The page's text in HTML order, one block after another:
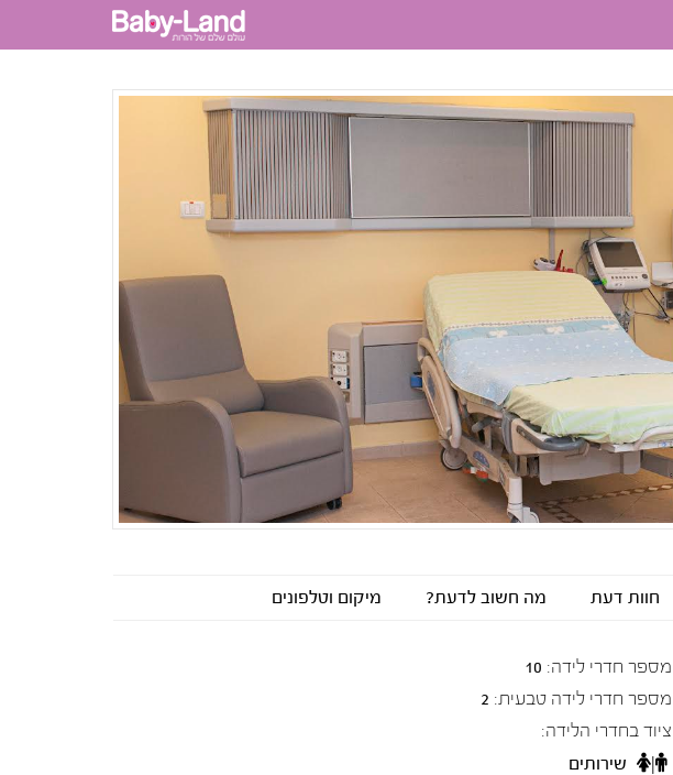
חוות דעת מה חשוב לדעת? מיקום וטלפונים
מספר חדרי לידה: 10
מספר חדרי לידה טבעית: 2
ציוד בחדרי הלידה:
שירותים